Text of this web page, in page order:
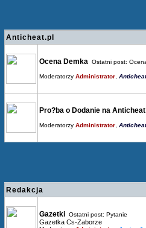
Anticheat.pl
Ocena Demka Ostatni post:
Moderatorzy Administrator
Pro?ba o Dodanie na
Moderatorzy Administrator
Redakcja
Gazetki Ostatni post: Pytanie
Gazetka Cs-Zaborze